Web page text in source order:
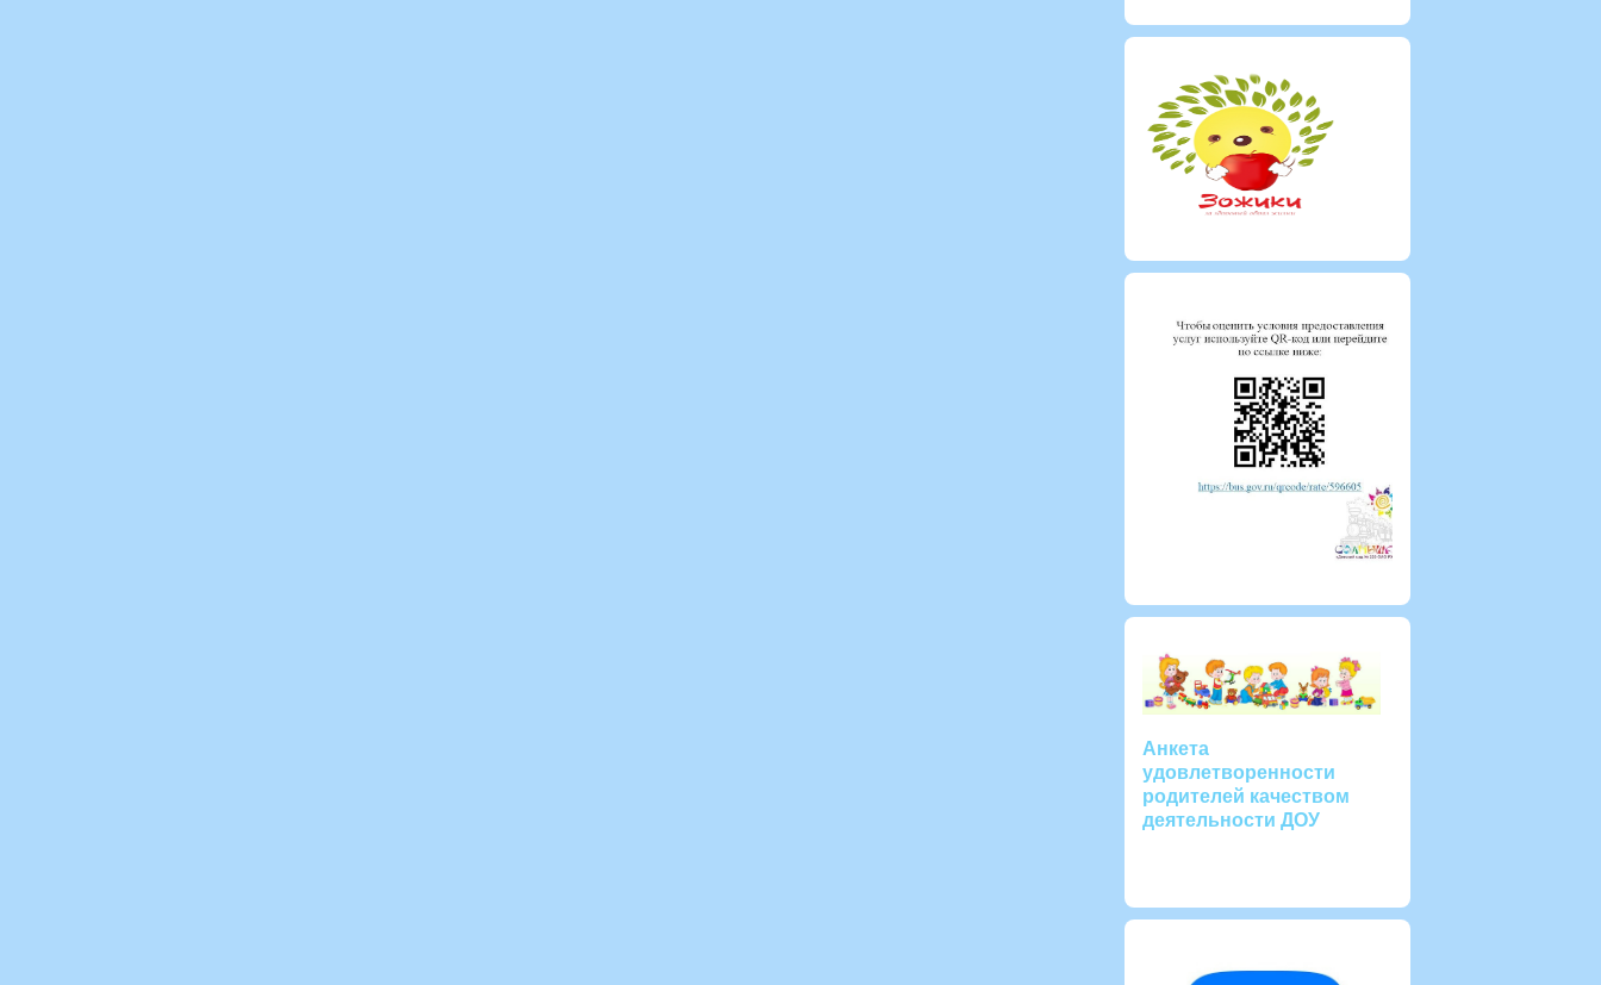
Анкета
удовлетворенности
родителей качеством
деятельности ДОУ